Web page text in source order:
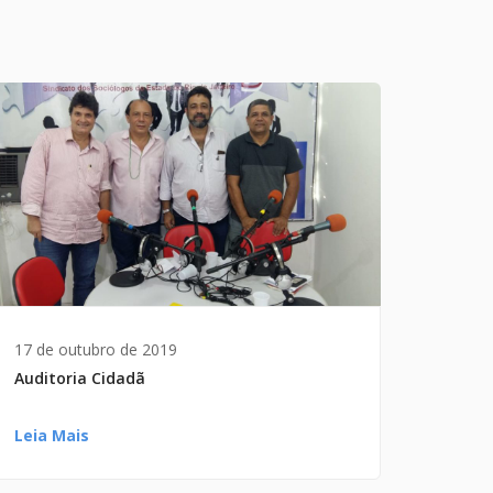
17 de outubro de 2019
Auditoria Cidadã
Leia Mais